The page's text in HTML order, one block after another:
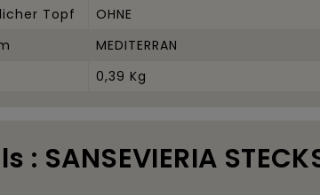
Topf
OHNE
MEDITERRAN
0,39 Kg
: SANSEVIERIA